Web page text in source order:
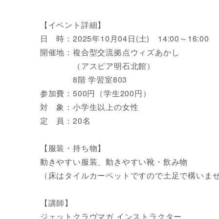
【イベント詳細】
日 時：2025年10月04日(土) 14:00～16:00
開催地：複合型交流拠点ウィズあかし
（アスピア明石北館）
8階 学習室803
参加費：500円（学生200円）
対 象：小学生以上の女性
定 員：20名
【服装・持ち物】
動きやすい服装、動きやすい靴・飲み物
（床はタイルカーペットですので土足で構いま
【講師】
ジェットクラヴマガ インストラクター